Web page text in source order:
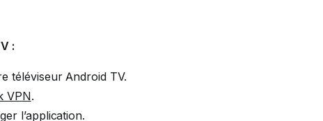
:
téléviseur Android TV.
VPN.
l’application.